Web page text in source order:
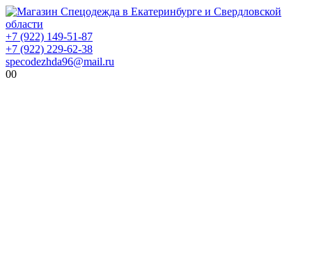
+7 (922) 149-51-87
+7 (922) 229-62-38
specodezhda96@mail.ru
00